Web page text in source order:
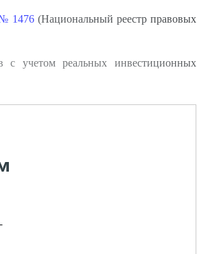
№ 1476 (Национальный реестр правовых
с учетом реальных инвестиционных